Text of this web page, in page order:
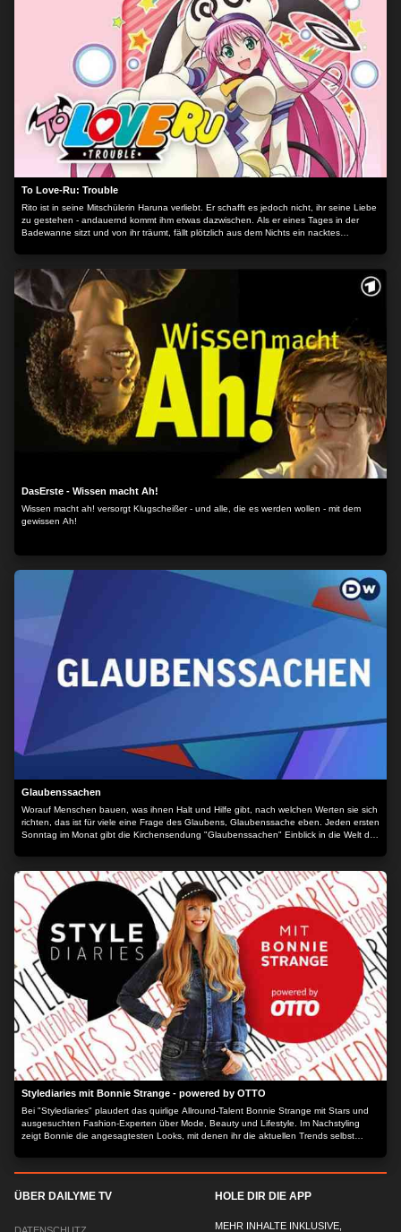
MEHR OPTIONEN
To Love-Ru: Trouble
Rito ist in seine Mitschülerin Haruna verliebt. Er schafft es jedoch nicht, ihr seine Liebe
zu gestehen - andauernd kommt ihm etwas dazwischen. Als er eines Tages in der
Badewanne sitzt und von ihr träumt, fällt plötzlich aus dem Nichts ein nacktes
Vater ist. Kurzerhand überlegt sich Lala, Rito heiraten zu wollen...
DasErste - Wissen macht Ah!
Wissen macht ah! versorgt Klugscheißer - und alle, die es werden wollen - mit dem
gewissen Ah!
Glaubenssachen
Worauf Menschen bauen, was ihnen Halt und Hilfe gibt, nach welchen Werten sie sich
richten, das ist für viele eine Frage des Glaubens, Glaubenssache eben. Jeden ersten
Sonntag im Monat gibt die Kirchensendung "Glaubenssachen" Einblick in die Welt des
Stylediaries mit Bonnie Strange - powered by OTTO
Bei "Stylediaries" plaudert das quirlige Allround-Talent Bonnie Strange mit Stars und
ausgesuchten Fashion-Experten über Mode, Beauty und Lifestyle. Im Nachstyling
zeigt Bonnie die angesagtesten Looks, mit denen ihr die aktuellen Trends selbst
ÜBER DAILYME TV HOLE DIR DIE APP
MEHR INHALTE INKLUSIVE,